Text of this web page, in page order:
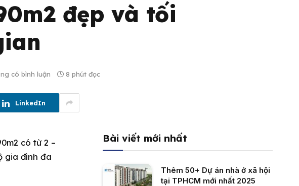
đẹp và tối
có bình luận 8 phút đọc
LinkedIn
có từ 2 –
gia đình đa
Bài viết mới nhất
Thêm 50+ Dự án nhà ở xã hội
tại TPHCM mới nhất 2025